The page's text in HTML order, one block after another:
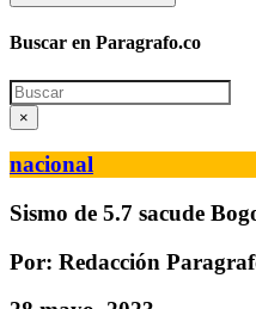
Buscar en Paragrafo.co
Search
×
nacional
Sismo de 5.7 sacude
Por: Redacción